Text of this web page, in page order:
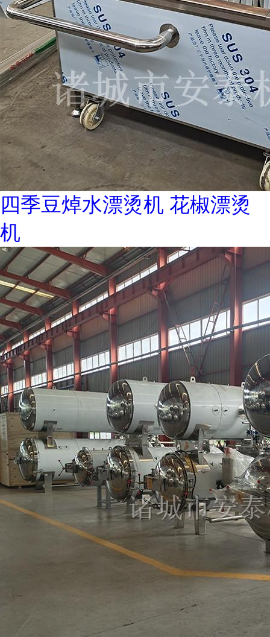
四季豆焯水漂烫机 花椒漂烫
机